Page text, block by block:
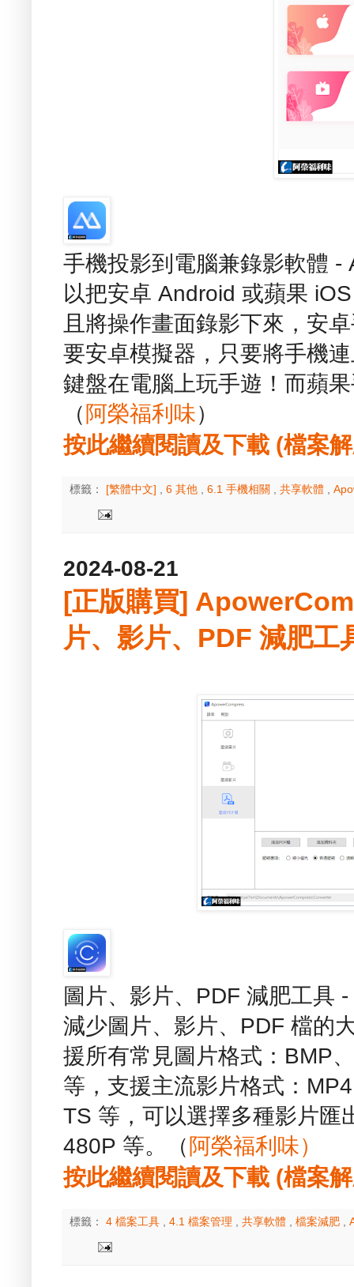
手機投影到電腦兼錄影軟體 -
以把安卓 Android 或蘋果
且將操作畫面錄影下來，安
要安卓模擬器，只要將手機
鍵盤在電腦上玩手遊！而蘋
（ 阿榮福利味）
按此繼續閱讀及下載 (檔案
標籤： [繁體中文] 6 其他 6.1 手機相關 共享軟體
2024-08-21
[正版購買]
片、影片、PDF 減肥工
圖片、影片、PDF 減肥工具
減少圖片、影片、PDF 檔的
援所有常見圖片格式：BMP
等，支援主流影片格式：
TS 等，可以選擇多種影片匯
480P 等。（ 阿榮福利味）
按此繼續閱讀及下載 (檔案
標籤： 4 檔案工具 , 4.1 檔案管理 , 共享軟體 , 檔案減肥 ,